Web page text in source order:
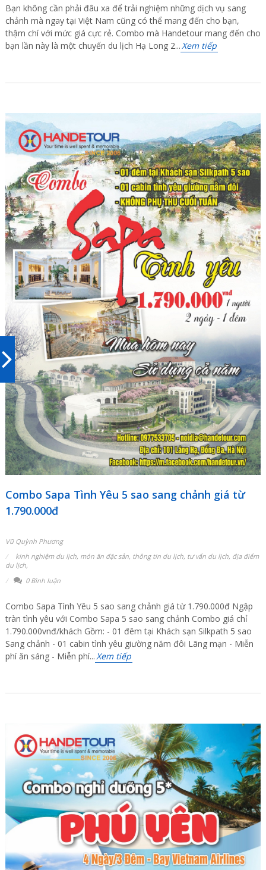
Bạn không cần phải đâu xa để trải nghiệm những dịch vụ sang
chảnh mà ngay tại Việt Nam cũng có thể mang đến cho bạn,
thậm chí với mức giá cực rẻ. Combo mà Handetour mang đến cho
bạn lần này là một chuyến du lịch Hạ Long 2...Xem tiếp
Combo Sapa Tình Yêu 5 sao sang chảnh giá từ
1.790.000đ
Vũ Quỳnh Phương
kinh nghiệm du lịch, món ăn đặc sản, thông tin du lịch, tư vấn du lịch, địa điểm
du lịch,
0 Bình luận
Combo Sapa Tình Yêu 5 sao sang chảnh giá từ 1.790.000đ Ngập
tràn tình yêu với Combo Sapa 5 sao sang chảnh Combo giá chỉ
1.790.000vnđ/khách Gồm: - 01 đêm tại Khách sạn Silkpath 5 sao
Sang chảnh - 01 cabin tình yêu giường năm đôi Lãng mạn - Miễn
phí ăn sáng - Miễn phí...Xem tiếp